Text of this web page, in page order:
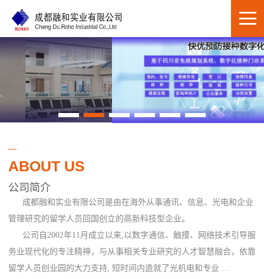
ABOUT US
公司简介
成都融和实业有限公司是由在海外从事通讯、信息、光电和企业
管理研究的留学人员回国创立的高新科技型企业。
公司自2002年11月成立以来,以数字通信、触摸、网络技术引导服
务业现代化的专注精神，与从事相关专业研究的人才智慧融合，依靠
留学人员创业园的大力支持, 短时间内造就了光机电和专业 …